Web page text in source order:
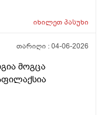
ალისა საპონს
კი ესეთ
დაბანოს
პანთენოლოთ რომ
იხილეთპასუხი
თარიღი :04-06-2026
მოგცა